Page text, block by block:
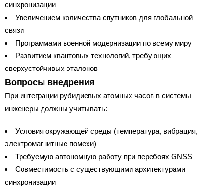
синхронизации
Увеличением количества спутников для глобальной
связи
Программами военной модернизации по всему миру
Развитием квантовых технологий, требующих
сверхустойчивых эталонов
Вопросы внедрения
При интеграции рубидиевых атомных часов в системы
инженеры должны учитывать:
Условия окружающей среды (температура, вибрация,
электромагнитные помехи)
Требуемую автономную работу при перебоях GNSS
Совместимость с существующими архитектурами
синхронизации